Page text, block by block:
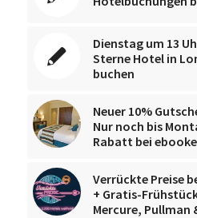
Dienstag um 13
Sterne Hotel in
buchen
Neuer 10%
Nur noch bis
Rabatt bei
Verrückte Preise
+ Gratis-
Mercure, Pullman